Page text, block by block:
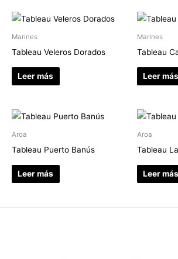
Marines
Tableau Veleros Dorados
Leer más
Marines
Tableau
Leer más
Aroa
Tableau Puerto Banús
Leer más
Aroa
Tableau
Leer más